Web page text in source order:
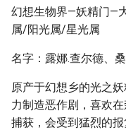
幻想生物界—妖精门—
属/阳光属/星光属
名字：露娜.查尔德、
原产于幻想乡的光之
力制造恶作剧，喜欢
捕获，会受到猛烈的报